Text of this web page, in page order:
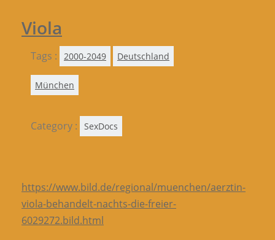
Viola
Tags : 2000-2049 Deutschland
München
Category : SexDocs
https://www.bild.de/regional/muenchen/aerztin-
viola-behandelt-nachts-die-freier-
6029272.bild.html